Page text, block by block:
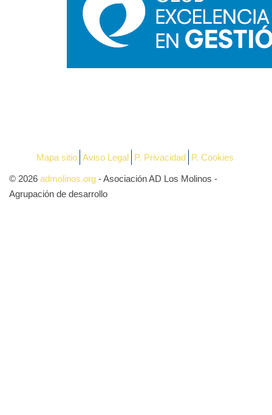
Mapa sitio Aviso Legal P. Privacidad P. Cookies
© 2026 admolinos.org - Asociación AD Los Molinos -
Agrupación de desarrollo